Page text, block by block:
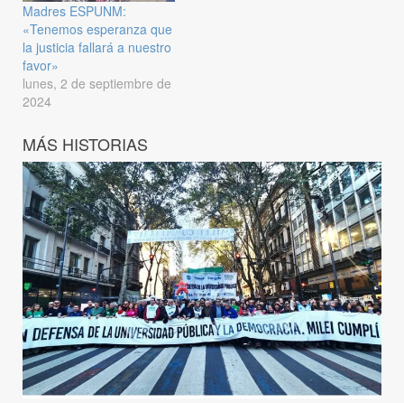
Madres ESPUNM:
«Tenemos esperanza que
la justicia fallará a nuestro
favor»
lunes, 2 de septiembre de
2024
MÁS HISTORIAS